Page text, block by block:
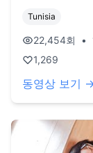
픈 실력으로 장
편집 할 시간을 내지 못
1월이 지나고서 마감
고 방문해주신 분
기쁜 순간들이었습니다 😆 뭐라도 챙
준비가 없어서 빈손으로
는 이제 다시
이예요. 준비
서 올려보려고 합니다. 앞으로도 노란버스와
Tunisia
22,454회 •
1,269
동영상 보기